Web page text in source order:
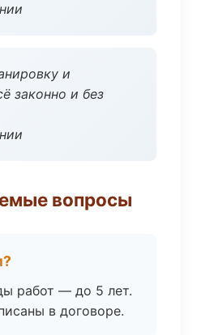
и
законно и без
вопросы
работ — до 5 лет.
в договоре.